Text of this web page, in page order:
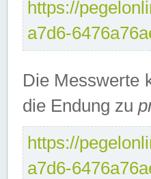
https://
a7d6-
Die Messwerte
die Endung zu
https://
a7d6-